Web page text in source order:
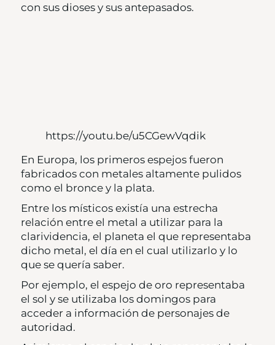
con sus dioses y sus antepasados.
https://youtu.be/u5CGewVqdik
En Europa, los primeros espejos fueron
fabricados con metales altamente pulidos
como el bronce y la plata.
Entre los místicos existía una estrecha
relación entre el metal a utilizar para la
clarividencia, el planeta el que representaba
dicho metal, el día en el cual utilizarlo y lo
que se quería saber.
Por ejemplo, el espejo de oro representaba
el sol y se utilizaba los domingos para
acceder a información de personajes de
autoridad.